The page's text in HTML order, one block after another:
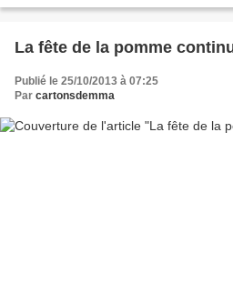
La fête de la pomme
Publié le 25/10/2013 à 07:25
Par cartonsdemma